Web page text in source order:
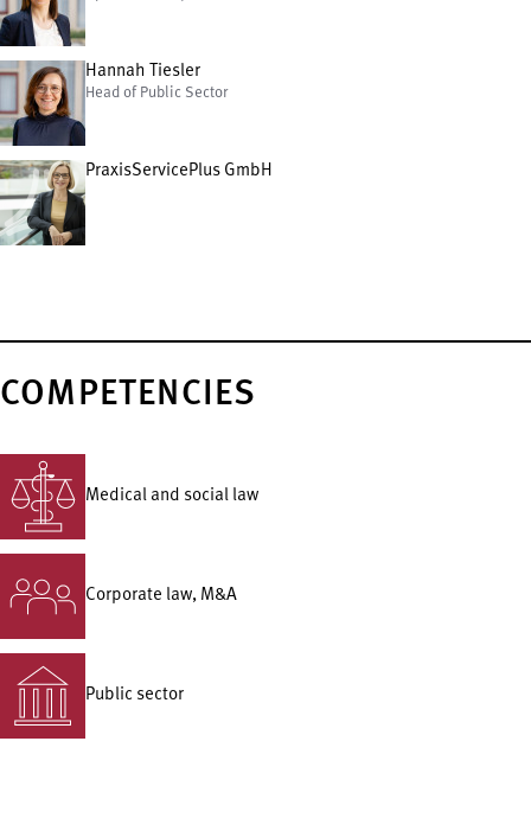
Hannah Tiesler
Head of Public Sector
PraxisServicePlus GmbH
COMPETENCIES
Medical and social law
Corporate law, M&A
Public sector